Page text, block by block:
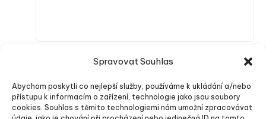
Spravovat Souhlas
Abychom poskytli co nejlepší služby, používáme k ukládání a/nebo
přístupu k informacím o zařízení, technologie jako jsou soubory
cookies. Souhlas s těmito technologiemi nám umožní zpracovávat